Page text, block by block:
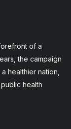
of a
the campaign
healthier nation,
health